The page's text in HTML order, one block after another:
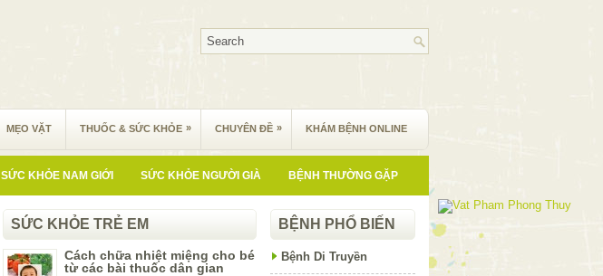
MẸO VẶT THUỐC & SỨC KHỎE » CHUYÊN ĐỀ » KHÁM BỆNH ONLINE
SỨC KHỎE NAM GIỚI SỨC KHỎE NGƯỜI GIÀ BỆNH THƯỜNG GẶP
SỨC KHỎE TRẺ EM
Cách chữa nhiệt miệng cho bé
từ các bài thuốc dân gian
BỆNH PHỔ BIẾN
Bệnh Di Truyền